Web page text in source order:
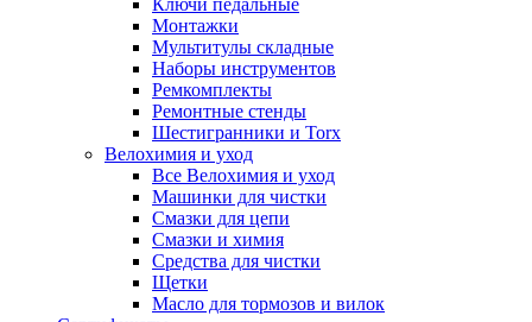
Ключи педальные
Монтажки
Мультитулы складные
Наборы инструментов
Ремкомплекты
Ремонтные стенды
Шестигранники и Torx
Велохимия и уход
Все Велохимия и уход
Машинки для чистки
Смазки для цепи
Смазки и химия
Средства для чистки
Щетки
Масло для тормозов и вилок